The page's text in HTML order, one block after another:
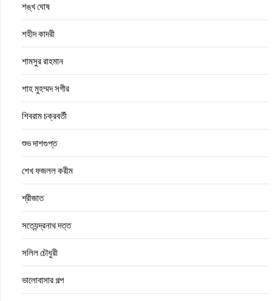
শঙ্খ ঘোষ
শহীদ কাদরী
শামসুর রাহমান
শাহ মুহম্মদ সগীর
শিবরাম চক্রবর্তী
শুভ দাশগুপ্ত
শেখ ফজলল করীম
শ্রীজাত
সত্যেন্দ্রনাথ দত্ত
সলিল চৌধুরী
ভালোবাসার গল্প